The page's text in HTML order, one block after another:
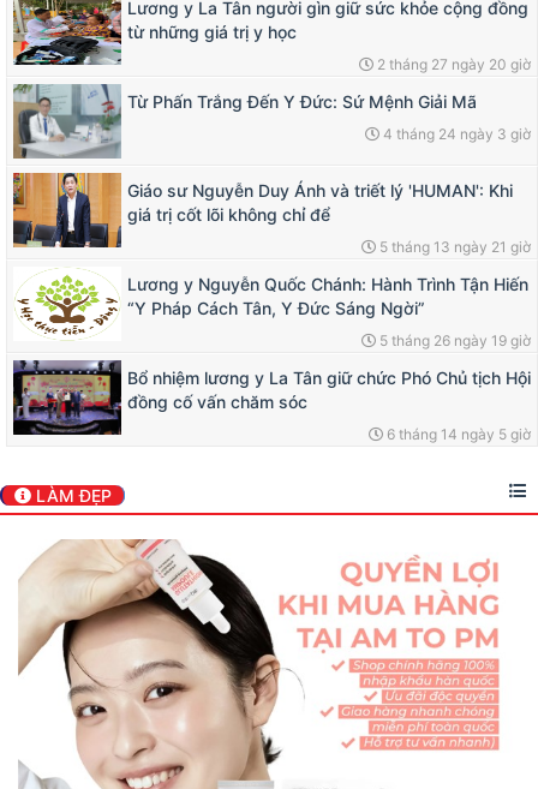
Lương y La Tân người gìn giữ sức khỏe cộng đồng
từ những giá trị y học
2 tháng 27 ngày 20 giờ
Từ Phấn Trắng Đến Y Đức: Sứ Mệnh Giải Mã
4 tháng 24 ngày 3 giờ
Giáo sư Nguyễn Duy Ánh và triết lý 'HUMAN': Khi
giá trị cốt lõi không chỉ để
5 tháng 13 ngày 21 giờ
Lương y Nguyễn Quốc Chánh: Hành Trình Tận Hiến
“Y Pháp Cách Tân, Y Đức Sáng Ngời”
5 tháng 26 ngày 19 giờ
Bổ nhiệm lương y La Tân giữ chức Phó Chủ tịch Hội
đồng cố vấn chăm sóc
6 tháng 14 ngày 5 giờ
LÀM ĐẸP